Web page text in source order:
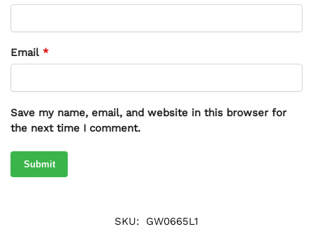
Email *
Save my name, email, and website in this browser for
the next time I comment.
SKU:
GW0665L1